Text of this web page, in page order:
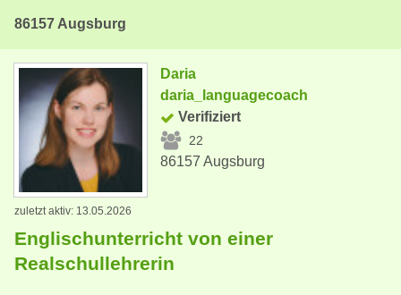
86157 Augsburg
Daria
daria_languagecoach
Verifiziert
22
86157 Augsburg
zuletzt aktiv: 13.05.2026
Englischunterricht von einer
Realschullehrerin